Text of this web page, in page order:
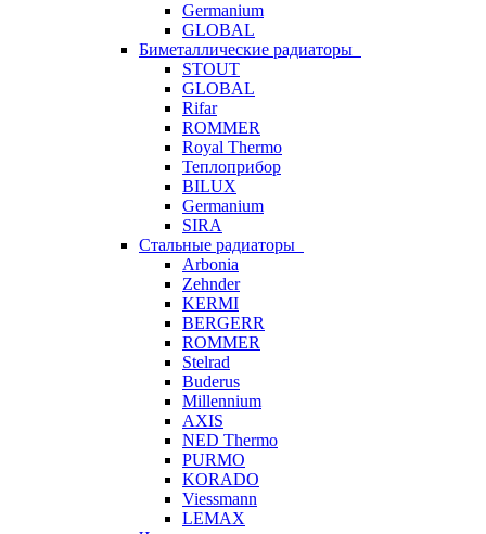
Germanium
GLOBAL
Биметаллические радиаторы
STOUT
GLOBAL
Rifar
ROMMER
Royal Thermo
Теплоприбор
BILUX
Germanium
SIRA
Стальные радиаторы
Arbonia
Zehnder
KERMI
BERGERR
ROMMER
Stelrad
Buderus
Millennium
AXIS
NED Thermo
PURMO
KORADO
Viessmann
LEMAX